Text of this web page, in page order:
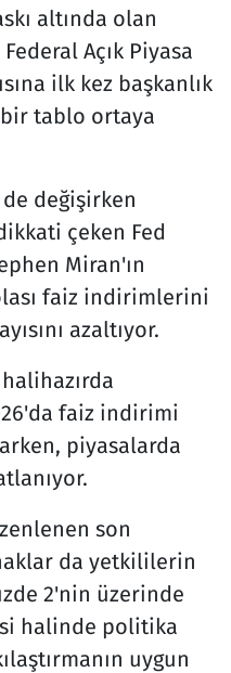
altında olan
Açık Piyasa
ilk kez başkanlık
tablo ortaya
değişirken
çeken Fed
Miran'ın
faiz indirimlerini
azaltıyor.
faiz indirimi
piyasalarda
son
da yetkililerin
2'nin üzerinde
halinde politika
uygun